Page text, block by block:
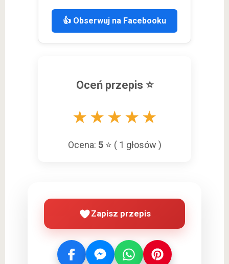
👍 Obserwuj na Facebooku
Oceń przepis ⭐
★ ★ ★ ★ ★
Ocena: 5⭐ ( 1 głosów )
Zapisz przepis